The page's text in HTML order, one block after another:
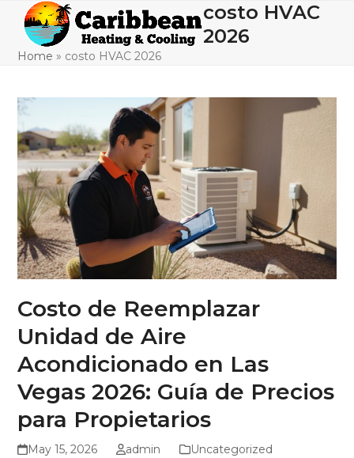
content
Open
mobile
menu
Close
mobile
menu
costo HVAC
2026
Home » costo HVAC 2026
Costo de Reemplazar
Unidad de Aire
Acondicionado en Las
Vegas 2026: Guía de Precios
para Propietarios
May 15, 2026 admin
Uncategorized